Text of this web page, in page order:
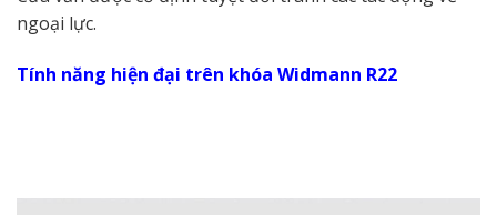
ngoại lực.
Tính năng hiện đại trên khóa Widmann R22